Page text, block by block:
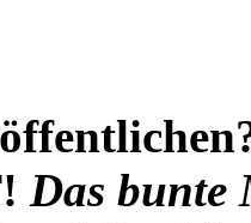
Das bunte